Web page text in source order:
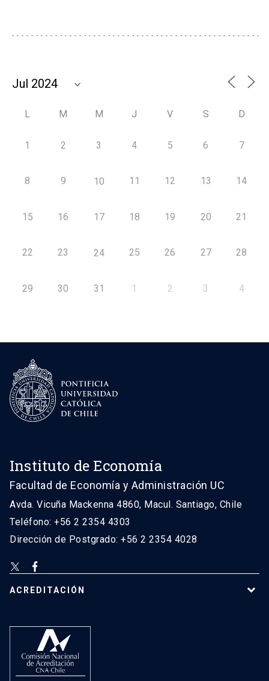
L M M J V S D
1 2 3 4 5 6 7
8 9 10 11 12 13 14
15 16 17 18 19 20 21
22 23 24 25 26 27 28
29 30 31 1 2 3 4
Instituto de Economía
Facultad de Economía y Administración UC
Avda. Vicuña Mackenna 4860, Macul. Santiago, Chile
Teléfono: +56 2 2354 4303
Dirección de Postgrado: +56 2 2354 4028
ACREDITACIÓN